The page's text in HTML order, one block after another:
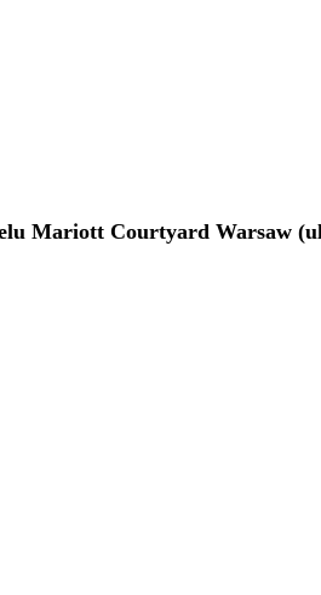
Mariott Courtyard Warsaw